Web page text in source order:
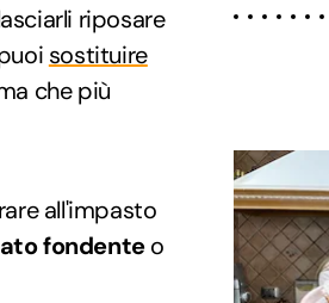
riposare
sostituire
che più
all'impasto
fondenteo